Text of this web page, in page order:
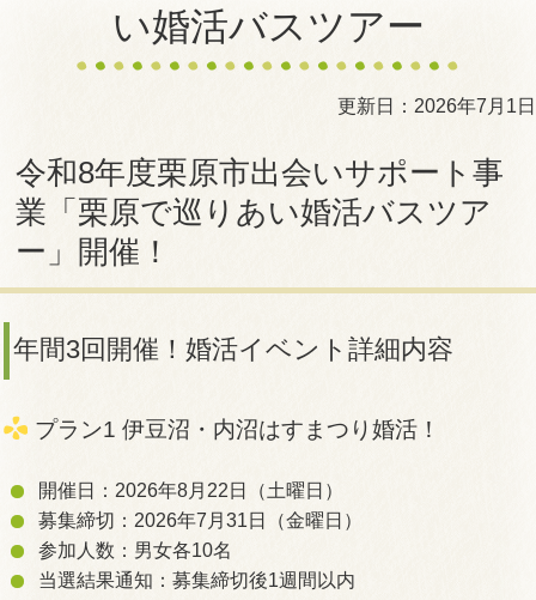
い婚活バスツアー
更新日：2026年7月1日
令和8年度栗原市出会いサポート事
業「栗原で巡りあい婚活バスツア
ー」開催！
年間3回開催！婚活イベント詳細内容
プラン1 伊豆沼・内沼はすまつり婚活！
開催日：2026年8月22日（土曜日）
募集締切：2026年7月31日（金曜日）
参加人数：男女各10名
当選結果通知：募集締切後1週間以内